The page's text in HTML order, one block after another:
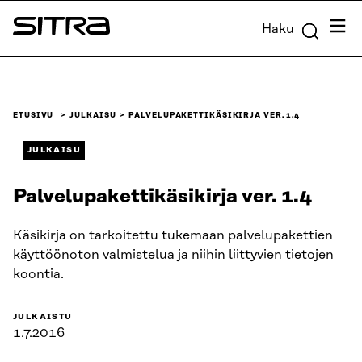
Siirry
suoraan
Sitra Haku
ETUSIVU JULKAISU PALVELUPAKETTI­KÄSIKIRJA VER. 1.4
JULKAISU
Palvelupaketti­käsikirja ver. 1.4
Käsikirja on tarkoitettu tukemaan palvelupakettien
käyttöönoton valmistelua ja niihin liittyvien tietojen
koontia.
JULKAISTU
1.7.2016